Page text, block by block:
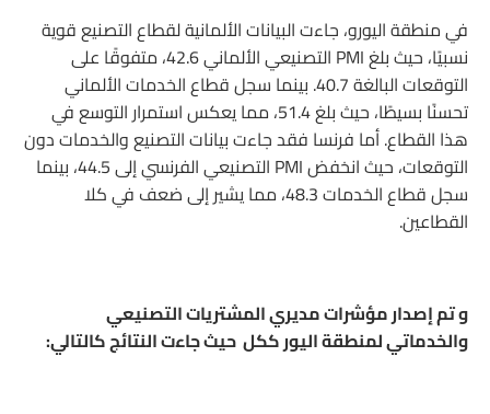
في منطقة اليورو، جاءت البيانات الألمانية لقطاع التصنيع قوية
نسبيًا، حيث بلغ PMI التصنيعي الألماني 42.6، متفوقًا على
التوقعات البالغة 40.7. بينما سجل قطاع الخدمات الألماني
تحسنًا بسيطًا، حيث بلغ 51.4، مما يعكس استمرار التوسع في
هذا القطاع. أما فرنسا فقد جاءت بيانات التصنيع والخدمات دون
التوقعات، حيث انخفض PMI التصنيعي الفرنسي إلى 44.5، بينما
سجل قطاع الخدمات 48.3، مما يشير إلى ضعف في كلا
القطاعين.
و تم إصدار مؤشرات مديري المشتريات التصنيعي
والخدماتي لمنطقة اليور ككل حيث جاءت النتائج كالتالي: